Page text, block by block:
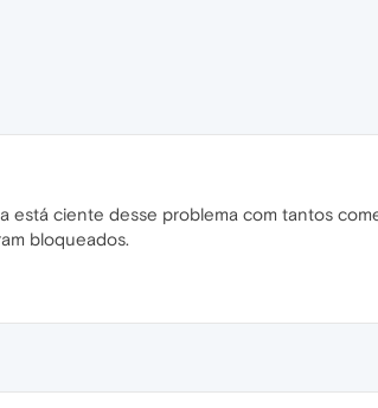
está ciente desse problema com tantos
bloqueados.